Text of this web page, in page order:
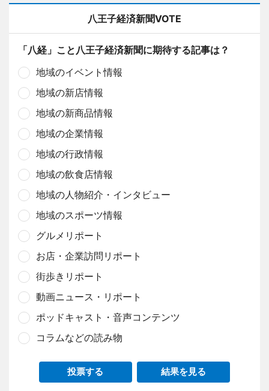
八王子経済新聞VOTE
「八経」こと八王子経済新聞に期待する記事は？
地域のイベント情報
地域の新店情報
地域の新商品情報
地域の企業情報
地域の行政情報
地域の飲食店情報
地域の人物紹介・インタビュー
地域のスポーツ情報
グルメリポート
お店・企業訪問リポート
街歩きリポート
動画ニュース・リポート
ポッドキャスト・音声コンテンツ
コラムなどの読み物
投票する 結果を見る